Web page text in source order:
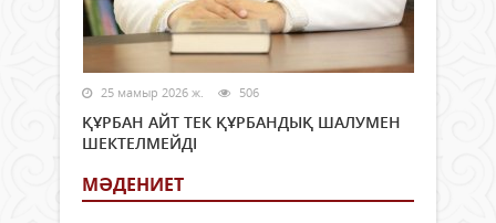
25 мамыр 2026 ж. 506
ҚҰРБАН АЙТ ТЕК ҚҰРБАНДЫҚ ШАЛУМЕН
ШЕКТЕЛМЕЙДІ
МӘДЕНИЕТ